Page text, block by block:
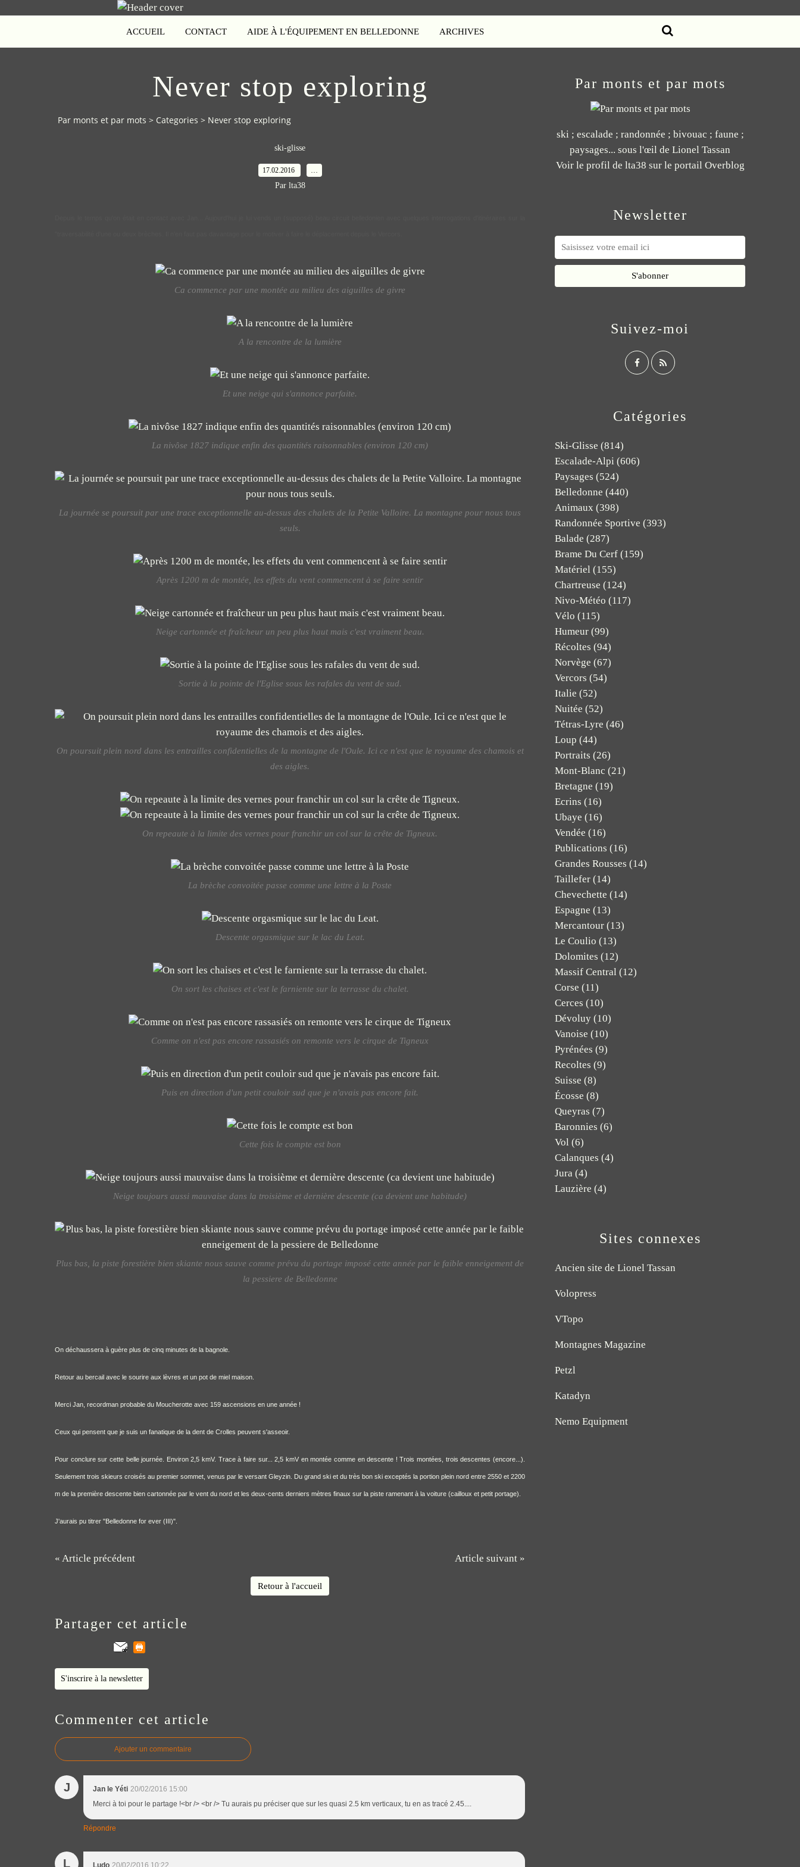
ACCUEIL CONTACT AIDE À L'ÉQUIPEMENT EN BELLEDONNE ARCHIVES
Never stop exploring
Par monts et par mots > Categories > Never stop exploring
ski-glisse
17.02.2016
Par lta38
Ca commence par une montée au milieu des aiguilles de givre
A la rencontre de la lumière
Et une neige qui s'annonce parfaite.
La nivôse 1827 indique enfin des quantités raisonnables (environ 120 cm)
La journée se poursuit par une trace exceptionnelle au-dessus des chalets de la Petite Valloire. La montagne pour nous tous
seuls.
Après 1200 m de montée, les effets du vent commencent à se faire sentir
Neige cartonnée et fraîcheur un peu plus haut mais c'est vraiment beau.
Sortie à la pointe de l'Eglise sous les rafales du vent de sud.
On poursuit plein nord dans les entrailles confidentielles de la montagne de l'Oule. Ici ce n'est que le royaume des chamois et
des aigles.
On repeaute à la limite des vernes pour franchir un col sur la crête de Tigneux.
La brèche convoitée passe comme une lettre à la Poste
Descente orgasmique sur le lac du Leat.
On sort les chaises et c'est le farniente sur la terrasse du chalet.
Comme on n'est pas encore rassasiés on remonte vers le cirque de Tigneux
Puis en direction d'un petit couloir sud que je n'avais pas encore fait.
Cette fois le compte est bon
Neige toujours aussi mauvaise dans la troisième et dernière descente (ca devient une habitude)
Plus bas, la piste forestière bien skiante nous sauve comme prévu du portage imposé cette année par le faible enneigement de
la pessiere de Belledonne
On déchaussera à guère plus de cinq minutes de la bagnole.
Retour au bercail avec le sourire aux lèvres et un pot de miel maison.
Merci Jan, recordman probable du Moucherotte avec 159 ascensions en une année !
Ceux qui pensent que je suis un fanatique de la dent de Crolles peuvent s'asseoir.
Pour conclure sur cette belle journée. Environ 2,5 kmV. Trace à faire sur... 2,5 kmV en montée comme en descente ! Trois montées, trois descentes (encore...).
Seulement trois skieurs croisés au premier sommet, venus par le versant Gleyzin. Du grand ski et du très bon ski exceptés la portion plein nord entre 2550 et 2200
m de la première descente bien cartonnée par le vent du nord et les deux-cents derniers mètres finaux sur la piste ramenant à la voiture (cailloux et petit portage).
J'aurais pu titrer "Belledonne for ever (III)".
« Article précédent Article suivant »
Retour à l'accueil
Partager cet article
S'inscrire à la newsletter
Commenter cet article
Ajouter un commentaire
J Jan le Yéti 20/02/2016 15:00
Merci à toi pour le partage !<br /> <br /> Tu aurais pu préciser que sur les quasi 2.5 km verticaux, tu en as tracé 2.45....
Répondre
L Ludo 20/02/2016 10:22
Newsletter
Catégories
Ski-Glisse (814)
Escalade-Alpi (606)
Paysages (524)
Belledonne (440)
Animaux (398)
Randonnée Sportive (393)
Balade (287)
Brame Du Cerf (159)
Matériel (155)
Chartreuse (124)
Nivo-Météo (117)
Vélo (115)
Humeur (99)
Récoltes (94)
Norvège (67)
Vercors (54)
Italie (52)
Nuitée (52)
Tétras-Lyre (46)
Loup (44)
Portraits (26)
Mont-Blanc (21)
Bretagne (19)
Ecrins (16)
Ubaye (16)
Vendée (16)
Publications (16)
Grandes Rousses (14)
Taillefer (14)
Chevechette (14)
Espagne (13)
Mercantour (13)
Le Coulio (13)
Dolomites (12)
Massif Central (12)
Corse (11)
Cerces (10)
Dévoluy (10)
Vanoise (10)
Pyrénées (9)
Recoltes (9)
Suisse (8)
Écosse (8)
Queyras (7)
Baronnies (6)
Vol (6)
Calanques (4)
Jura (4)
Lauzière (4)
Par monts et par mots
ski ; escalade ; randonnée ; bivouac ; faune ;
paysages... sous l'œil de Lionel Tassan
Voir le profil de lta38 sur le portail Overblog
Suivez-moi
Sites connexes
Ancien site de Lionel Tassan
Volopress
VTopo
Montagnes Magazine
Petzl
Katadyn
Nemo Equipment